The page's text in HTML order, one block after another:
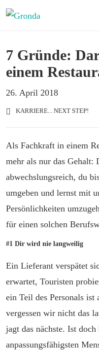
7 Gründe:
einem
26. April 2018
KARRIERE... NEXT STEP!
Als Fachkraft in einem
mehr als nur das Gehalt:
abwechslungsreich, du
umgeben und lernst mit
Persönlichkeiten
für einen solchen
#1 Dir wird nie langweilig
Ein Lieferant verspätet
erwartet, Touristen
ein Teil des Personals
vergessen wir nicht das
jagt das nächste. Ist doch
anpassungsfähigsten